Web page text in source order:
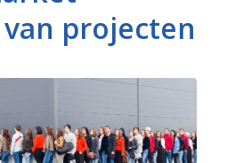
projecten